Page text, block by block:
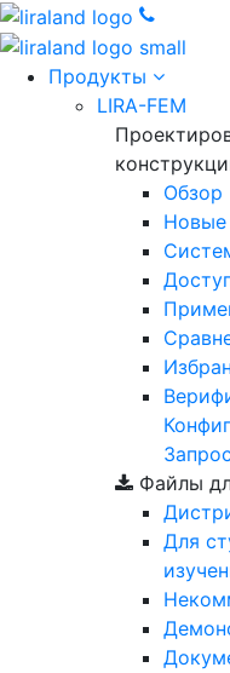
Продукты
LIRA-FEM
Обзор
Новые
Файлы
Для